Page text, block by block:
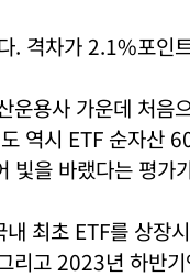
. 격차가 2.1%포인
용사 가운데 처음
역시 ETF 순자산
빛을 바랬다는 평가
최초 ETF를 상장
리고 2023년 하반